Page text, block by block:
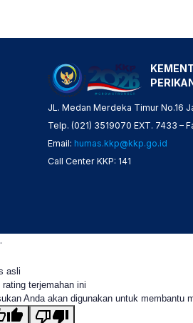
JL. Medan Merdeka Timur No.16
Telp. (021) 3519070 EXT. 7433 –
Email: humas.kkp@kkp.go.id
Call Center KKP: 141
.
asli
rating terjemahan ini
Anda akan digunakan untuk membantu